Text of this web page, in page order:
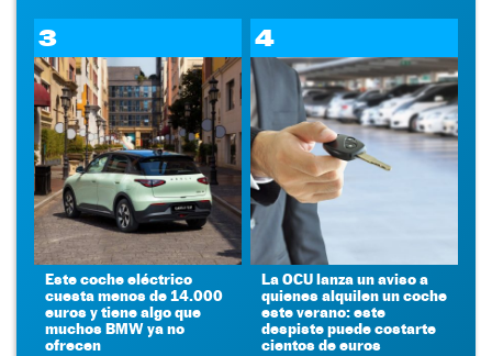
3
Este coche eléctrico
cuesta menos de 14.000
euros y tiene algo que
muchos BMW ya no
ofrecen
4
La OCU lanza un aviso a
quienes alquilen un coche
este verano: este
despiste puede costarte
cientos de euros